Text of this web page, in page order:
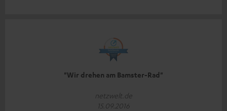
"Wir drehen am Bamster-Rad"
netzwelt.de
15.09.2016